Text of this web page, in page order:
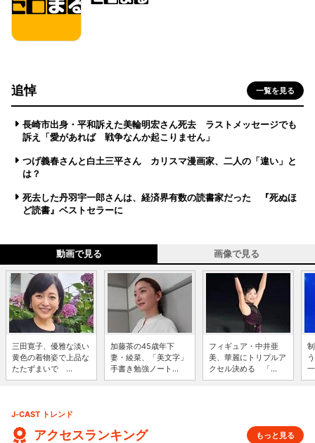
追悼 一覧を見る
長崎市出身・平和訴えた美輪明宏さん死去 ラストメッセージでも
訴え「愛があれば 戦争なんか起こりません」
つげ義春さんと白土三平さん カリスマ漫画家、二人の「違い」と
は？
死去した丹羽宇一郎さんは、経済界有数の読書家だった 『死ぬほ
ど読書』ベストセラーに
動画で見る 画像で見る
三田寛子、優雅な淡い
黄色の着物姿で上品な
たたずまいで ...
加藤茶の45歳年下
妻・綾菜、「美文字」
手書き勉強ノート...
フィギュア・中井亜
美、華麗にトリプルア
クセル決める 「...
J-CAST トレンド
アクセスランキング もっと見る